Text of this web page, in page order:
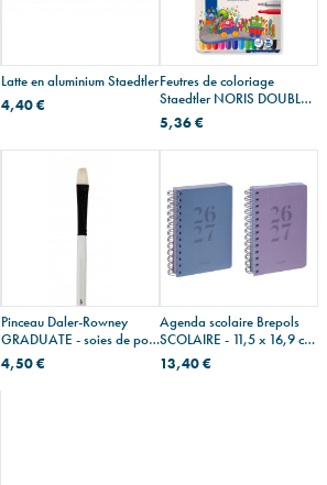
Latte en aluminium Staedtler
4,40 €
Feutres de coloriage
Staedtler NORIS DOUBLE
POINTE - étui de 12
5,36 €
Pinceau Daler-Rowney
GRADUATE - soies de porc
- plat court - manche long
4,50 €
Agenda scolaire Brepols
SCOLAIRE - 11,5 x 16,9 cm
- 1 jour par page
13,40 €